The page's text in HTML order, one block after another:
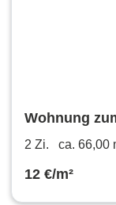
Wohnung
m²
2 Zi. ca. 66,00
12 €/m²